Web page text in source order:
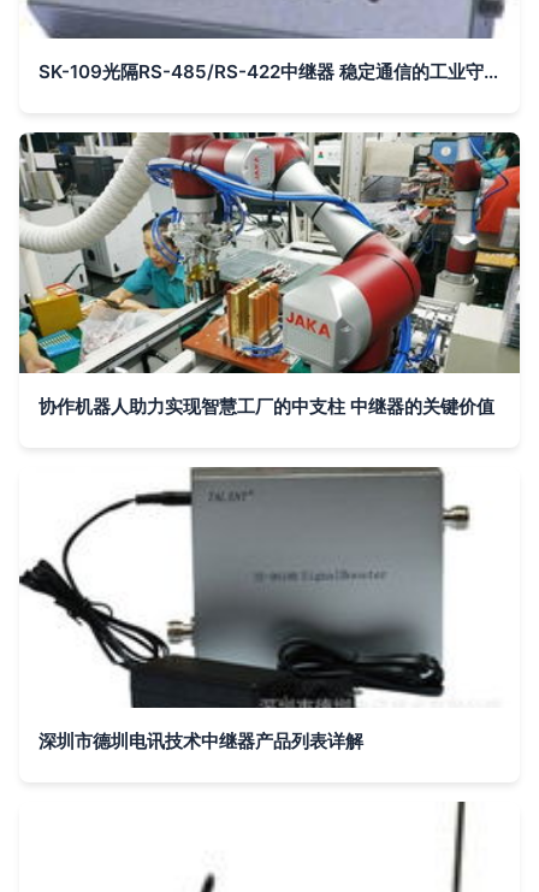
SK-109光隔RS-485/RS-422中继器 稳定通信的工业守护者
协作机器人助力实现智慧工厂的中支柱 中继器的关键价值
深圳市德圳电讯技术中继器产品列表详解